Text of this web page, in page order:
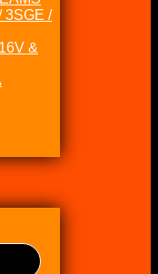
3SGE /
&